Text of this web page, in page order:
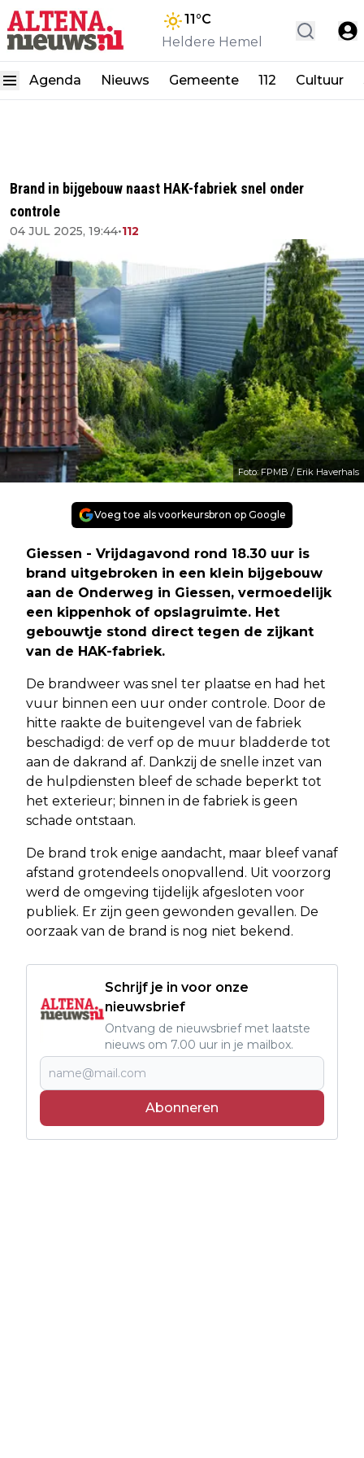
11°C
Heldere Hemel
Agenda Nieuws Gemeente 112 Cultuur
Brand in bijgebouw naast HAK-fabriek snel onder
controle
04 JUL 2025, 19:44•112
Foto: FPMB / Erik Haverhals
Voeg toe als voorkeursbron op Google
Giessen - Vrijdagavond rond 18.30 uur is
brand uitgebroken in een klein bijgebouw
aan de Onderweg in Giessen, vermoedelijk
een kippenhok of opslagruimte. Het
gebouwtje stond direct tegen de zijkant
van de HAK-fabriek.
De brandweer was snel ter plaatse en had het
vuur binnen een uur onder controle. Door de
hitte raakte de buitengevel van de fabriek
beschadigd: de verf op de muur bladderde tot
aan de dakrand af. Dankzij de snelle inzet van
de hulpdiensten bleef de schade beperkt tot
het exterieur; binnen in de fabriek is geen
schade ontstaan.
De brand trok enige aandacht, maar bleef vanaf
afstand grotendeels onopvallend. Uit voorzorg
werd de omgeving tijdelijk afgesloten voor
publiek. Er zijn geen gewonden gevallen. De
oorzaak van de brand is nog niet bekend.
Schrijf je in voor onze
nieuwsbrief
Ontvang de nieuwsbrief met laatste
nieuws om 7.00 uur in je mailbox.
Abonneren